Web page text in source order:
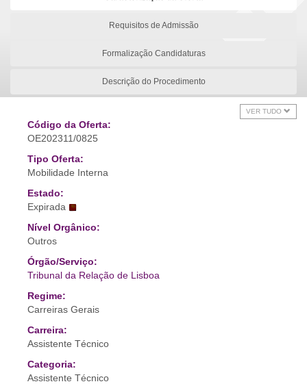
Requisitos de Admissão
Formalização Candidaturas
Descrição do Procedimento
VER TUDO
Código da Oferta:
OE202311/0825
Tipo Oferta:
Mobilidade Interna
Estado:
Expirada
Nível Orgânico:
Outros
Órgão/Serviço:
Tribunal da Relação de Lisboa
Regime:
Carreiras Gerais
Carreira:
Assistente Técnico
Categoria:
Assistente Técnico